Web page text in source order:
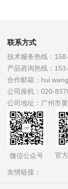
联系方式
技术服务热线：
产品咨询热线：
合作邮箱：
公司座机： 020-
公司地址： 广州市
微信公众号 官
友情链接：